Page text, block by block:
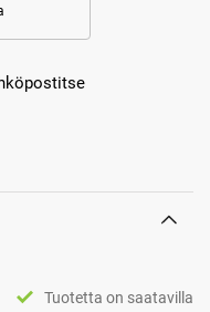
Tuotetta on saatavilla